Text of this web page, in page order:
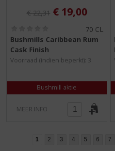
Originele prijs was:
€22,31 , Huidige
€ 19,00
0
,
/
70 CL
Bushmills Caribbean Rum
Cask Finish
Voorraad (indien beperkt): 3
Bushmill aktie
MEER INFO
1 2 3 4 5 6 7